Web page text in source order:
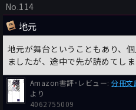
No.114
地元
地元が舞台ということもあり、
ましたが、途中で先が読めてしま
Amazon書評･レビュー:分冊文
より
4062755009